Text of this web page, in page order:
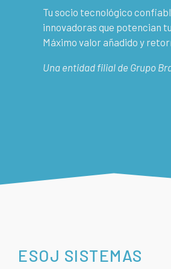
Tu socio tecnológico
innovadoras que potencian
Máximo valor añadido y
Una entidad filial de Grupo
ESOJ SISTEMAS